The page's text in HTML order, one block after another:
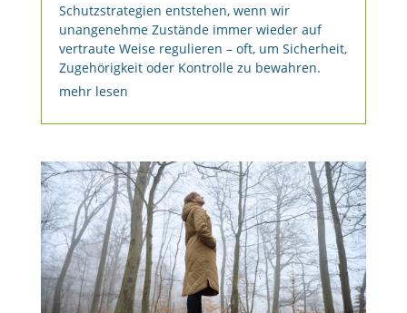
Schutzstrategien entstehen, wenn wir
unangenehme Zustände immer wieder auf
vertraute Weise regulieren – oft, um Sicherheit,
Zugehörigkeit oder Kontrolle zu bewahren.
mehr lesen